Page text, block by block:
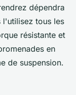
dépendra
l'utilisez tous les
résistante et
en
de suspension.